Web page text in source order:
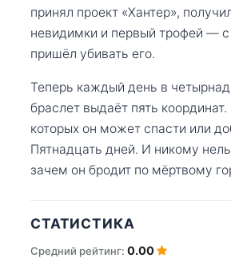
принял проект «Хантер»,
невидимки и первый трофей — с
пришёл убивать его.
Теперь каждый день в
браслет выдаёт пять
которых он может спасти или
Пятнадцать дней. И никому
зачем он бродит по мёртвому
СТАТИСТИКА
Средний рейтинг: 0.00